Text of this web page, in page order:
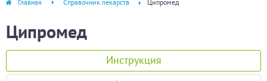
Главная Справочник лекарств Ципромед
Ципромед
Инструкция